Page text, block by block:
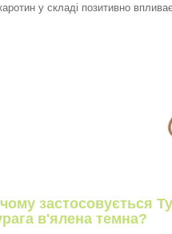
у складі позитивно
застосовується
в'ялена темна?